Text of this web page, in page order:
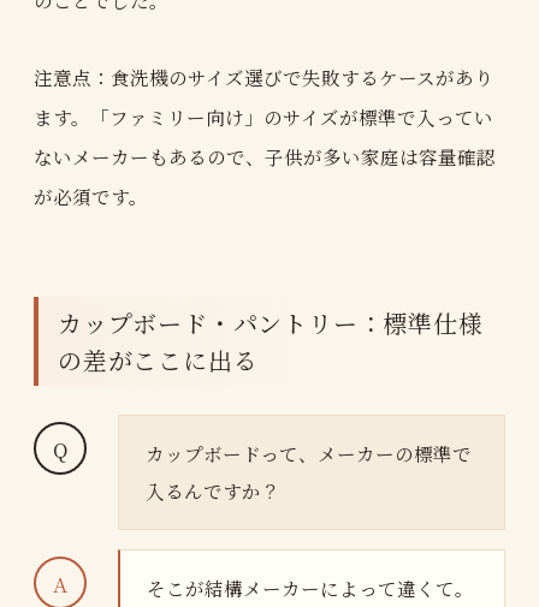
注意点：食洗機のサイズ選びで失敗するケースがあり
ます。「ファミリー向け」のサイズが標準で入ってい
ないメーカーもあるので、子供が多い家庭は容量確認
が必須です。
カップボード・パントリー：標準仕様
の差がここに出る
カップボードって、メーカーの標準で
入るんですか？
そこが結構メーカーによって違くて。